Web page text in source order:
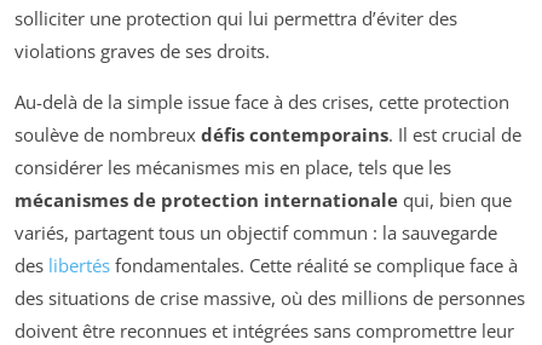
solliciter une protection qui lui permettra d’éviter des
violations graves de ses droits.
Au-delà de la simple issue face à des crises, cette protection
soulève de nombreux défis contemporains. Il est crucial de
considérer les mécanismes mis en place, tels que les
mécanismes de protection internationale qui, bien que
variés, partagent tous un objectif commun : la sauvegarde
des libertés fondamentales. Cette réalité se complique face à
des situations de crise massive, où des millions de personnes
doivent être reconnues et intégrées sans compromettre leur